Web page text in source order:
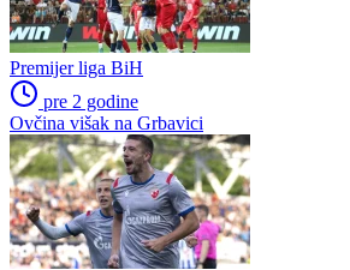
Premijer liga BiH
pre 2 godine
Ovčina višak na Grbavici